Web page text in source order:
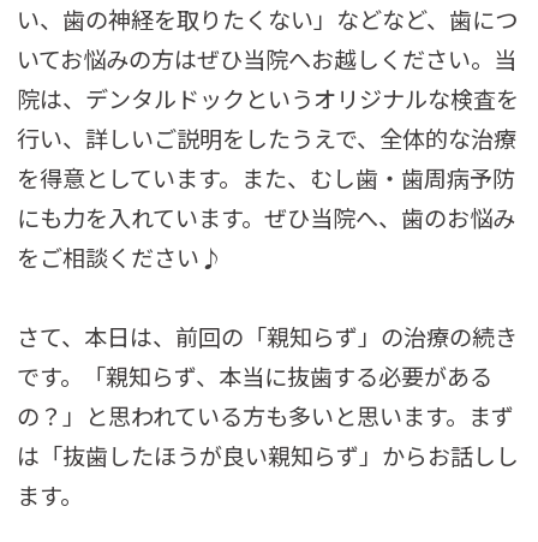
い、歯の神経を取りたくない」などなど、歯につ
いてお悩みの方はぜひ当院へお越しください。当
院は、デンタルドックというオリジナルな検査を
行い、詳しいご説明をしたうえで、全体的な治療
を得意としています。また、むし歯・歯周病予防
にも力を入れています。ぜひ当院へ、歯のお悩み
をご相談ください♪
さて、本日は、前回の「親知らず」の治療の続き
です。「親知らず、本当に抜歯する必要がある
の？」と思われている方も多いと思います。まず
は「抜歯したほうが良い親知らず」からお話しし
ます。